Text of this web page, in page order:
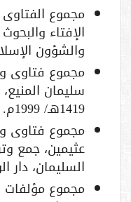
مجموع
الإفتاء
والشؤون
مجموع فتاوى
1419هـ/ 1999م.
مجموع فتاوى
عثيمين، جمع
السليمان، دار الوطن،
مجموع مؤلفات